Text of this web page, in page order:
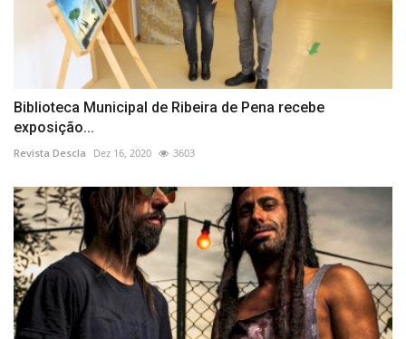
Biblioteca Municipal de Ribeira de Pena recebe
exposição...
Revista Descla Dez 16, 2020 3603